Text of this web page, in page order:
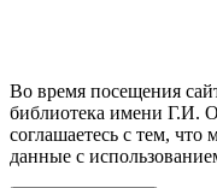
Во время посещения
библиотека имени Г.И.
соглашаетесь с тем,
данные с